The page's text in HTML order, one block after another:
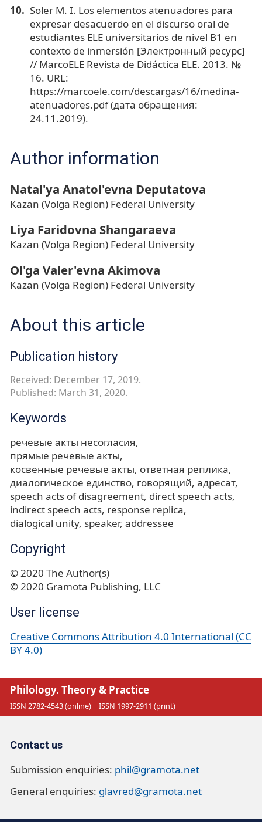
Soler M. I. Los elementos atenuadores para
expresar desacuerdo en el discurso oral de
estudiantes ELE universitarios de nivel B1 en
contexto de inmersión [Электронный ресурс]
// MarcoELE Revista de Didáctica ELE. 2013. №
16. URL:
https://marcoele.com/descargas/16/medina-
atenuadores.pdf (дата обращения:
24.11.2019).
Author information
Natal'ya Anatol'evna Deputatova
Kazan (Volga Region) Federal University
Liya Faridovna Shangaraeva
Kazan (Volga Region) Federal University
Ol'ga Valer'evna Akimova
Kazan (Volga Region) Federal University
About this article
Publication history
Received: December 17, 2019.
Published: March 31, 2020.
Keywords
речевые акты несогласия
прямые речевые акты
косвенные речевые акты ответная реплика
диалогическое единство говорящий адресат
speech acts of disagreement direct speech acts
indirect speech acts response replica
dialogical unity speaker addressee
Copyright
© 2020 The Author(s)
© 2020 Gramota Publishing, LLC
User license
Creative Commons Attribution 4.0 International (CC
BY 4.0)
Philology. Theory & Practice
ISSN 2782-4543 (online) ISSN 1997-2911 (print)
Contact us
Submission enquiries: phil@gramota.net
General enquiries: glavred@gramota.net